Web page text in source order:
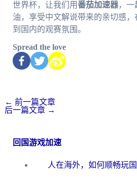
世界杯，让我们用番茄加速器，一
油，享受中文解说带来的亲切感
到国内的观赛氛围。
Spread the love
← 前一篇文章
后一篇文章 →
回国游戏加速